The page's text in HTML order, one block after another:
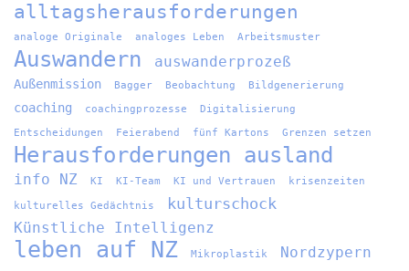
alltagsherausforderungen
analoge Originale analoges Leben Arbeitsmuster
Auswandern auswanderprozeß
Außenmission Bagger Beobachtung Bildgenerierung
coaching coachingprozesse
Digitalisierung
Entscheidungen
Feierabend fünf Kartons Grenzen setzen
Herausforderungen ausland
info NZ KI KI-Team KI und Vertrauen krisenzeiten
kulturelles Gedächtnis kulturschock
Künstliche Intelligenz
leben auf NZ Mikroplastik Nordzypern